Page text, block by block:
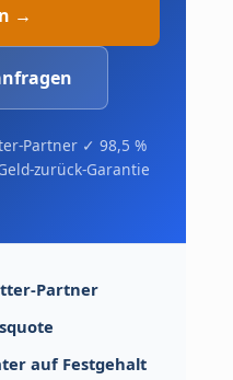
→
Partner ✓ 98,5 %
zurück-Garantie
Partner
auf Festgehalt